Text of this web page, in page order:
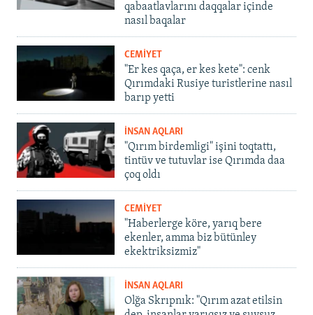
qabaatlavlarını daqqalar içinde
nasıl baqalar
CEMİYET
"Er kes qaça, er kes kete": cenk
Qırımdaki Rusiye turistlerine nasıl
barıp yetti
İNSAN AQLARI
"Qırım birdemligi" işini toqtattı,
tintüv ve tutuvlar ise Qırımda daa
çoq oldı
CEMİYET
"Haberlerge köre, yarıq bere
ekenler, amma biz bütünley
ekektriksizmiz"
İNSAN AQLARI
Olğa Skrıpnık: "Qırım azat etilsin